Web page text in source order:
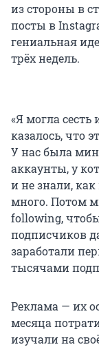
из стороны в
посты в
гениальная
трёх недель.
«Я могла сесть
казалось, что
У нас была
аккаунты, у
и не знали, как
много. Потом
following,
подписчиков
заработали
тысячами
Реклама — их
месяца
изучали на